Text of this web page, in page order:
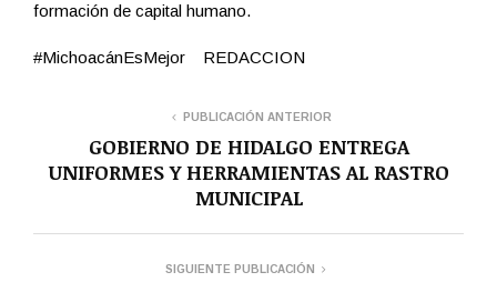
formación de capital humano.
#MichoacánEsMejor REDACCION
PUBLICACIÓN ANTERIOR
GOBIERNO DE HIDALGO ENTREGA
UNIFORMES Y HERRAMIENTAS AL RASTRO
MUNICIPAL
SIGUIENTE PUBLICACIÓN